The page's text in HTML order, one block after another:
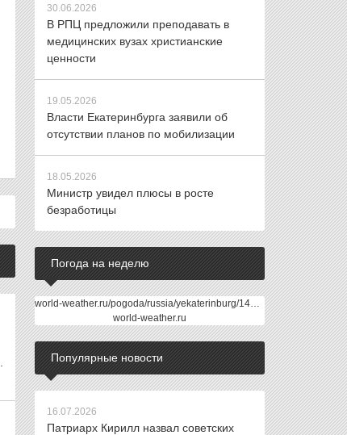
30.06.2026
В РПЦ предложили преподавать в
медицинских вузах христианские
ценности
19.05.2026
Власти Екатеринбурга заявили об
отсутствии планов по мобилизации
18.05.2026
Министр увидел плюсы в росте
безработицы
Погода на неделю
world-weather.ru/pogoda/russia/yekaterinburg/14days/
world-weather.ru
Популярные новости
16.07.2026
Патриарх Кирилл назвал советских